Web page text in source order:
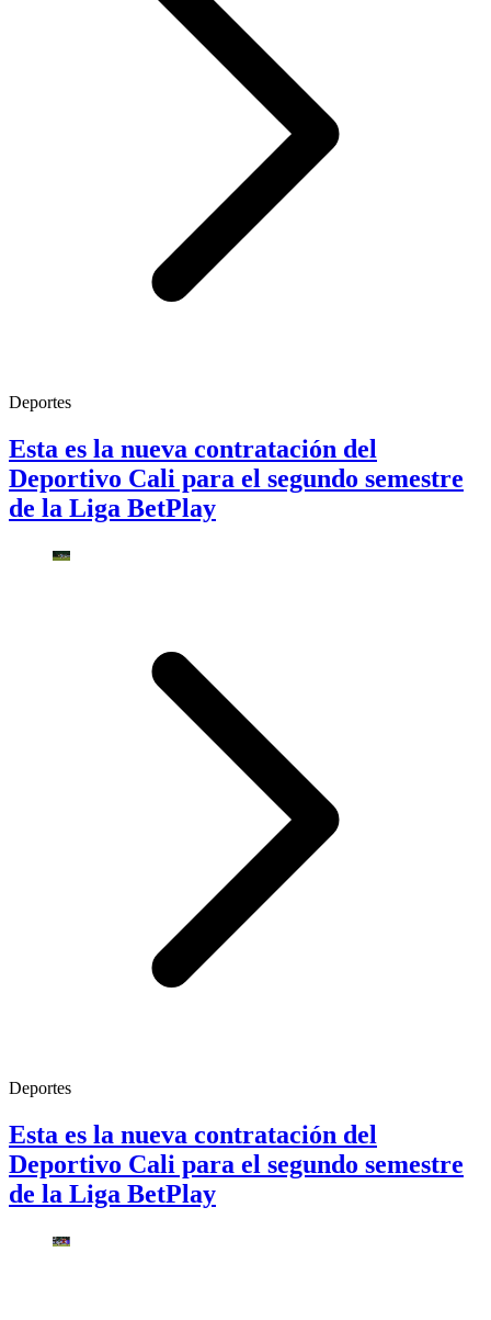
Deportes
Esta es la nueva contratación del
Deportivo Cali para el segundo semestre
de la Liga BetPlay
Deportes
Esta es la nueva contratación del
Deportivo Cali para el segundo semestre
de la Liga BetPlay